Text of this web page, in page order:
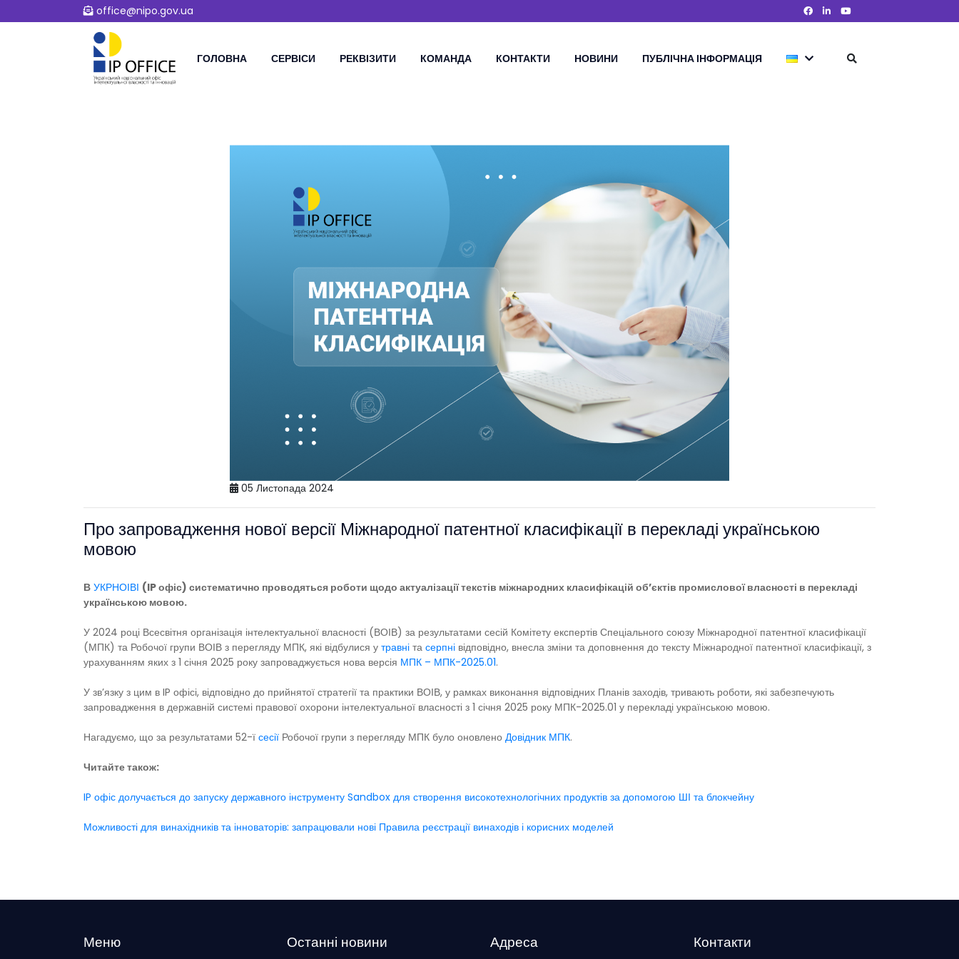
office@nipo.gov.ua
ГОЛОВНА СЕРВІСИ РЕКВІЗИТИ КОМАНДА КОНТАКТИ НОВИНИ ПУБЛІЧНА ІНФОРМАЦІЯ
05 Листопада 2024
Про запровадження нової версії Міжнародної патентної класифікації в перекладі українською
мовою
В УКРНОІВІ (IP офіс) систематично проводяться роботи щодо актуалізації текстів міжнародних класифікацій об’єктів промислової власності в перекладі
українською мовою.
У 2024 році Всесвітня організація інтелектуальної власності (ВОІВ) за результатами сесій Комітету експертів Спеціального союзу Міжнародної патентної класифікації
(МПК) та Робочої групи ВОІВ з перегляду МПК, які відбулися у травні та серпні відповідно, внесла зміни та доповнення до тексту Міжнародної патентної класифікації, з
урахуванням яких з 1 січня 2025 року запроваджується нова версія МПК – МПК-2025.01.
У зв’язку з цим в IP офісі, відповідно до прийнятої стратегії та практики ВОІВ, у рамках виконання відповідних Планів заходів, тривають роботи, які забезпечують
запровадження в державній системі правової охорони інтелектуальної власності з 1 січня 2025 року МПК-2025.01 у перекладі українською мовою.
Нагадуємо, що за результатами 52-ї сесії Робочої групи з перегляду МПК було оновлено Довідник МПК.
Читайте також:
IP офіс долучається до запуску державного інструменту Sandbox для створення високотехнологічних продуктів за допомогою ШІ та блокчейну
Можливості для винахідників та інноваторів: запрацювали нові Правила реєстрації винаходів і корисних моделей
Меню Останні новини Адреса Контакти